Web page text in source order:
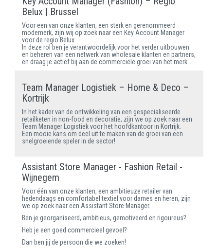
Belux | Brussel
Voor een van onze klanten, een sterk en gerenommeerd
modemerk, zijn wij op zoek naar een Key Account Manager
voor de regio Belux.
In deze rol ben je verantwoordelijk voor het verder uitbouwen
en beheren van een netwerk van wholesale klanten en partners,
en draag je actief bij aan de commerciële groei van het merk
Team Manager Logistiek – Home & Deco –
Kortrijk
In het kader van de ontwikkeling van een gespecialiseerde
retailketen in non-food en decoratie, zijn we op zoek naar een
Team Manager Logistiek voor het hoofdkantoor in Kortrijk.
Een mooie kans om deel uit te maken van de groei van een
snelgroeiende speler in de sector!
Assistant Store Manager - Fashion Retail -
Wijnegem
Voor één van onze klanten, een ambitieuze retailer van
hedendaags en comfortabel textiel voor dames en heren, zijn
we op zoek naar een Assistant Store Manager.
Ben je georganiseerd, ambitieus, gemotiveerd en rigoureus?
Heb je een goed commercieel gevoel?
Dan ben jij de persoon die we zoeken!